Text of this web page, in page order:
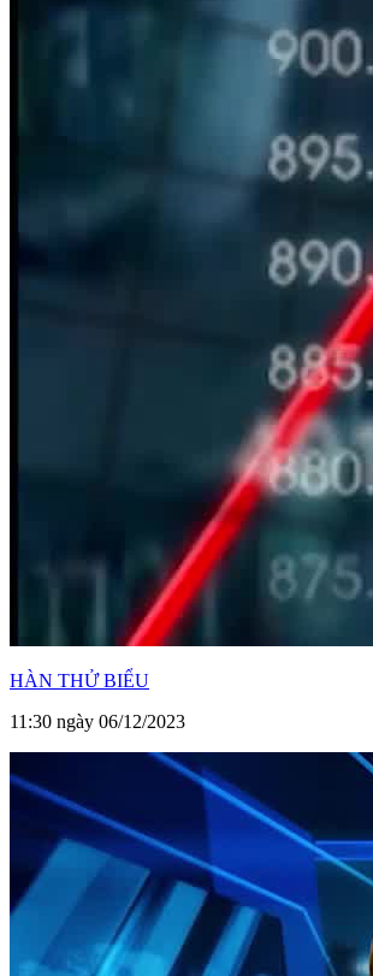
HÀN THỬ BIỂU
11:30 ngày 06/12/2023